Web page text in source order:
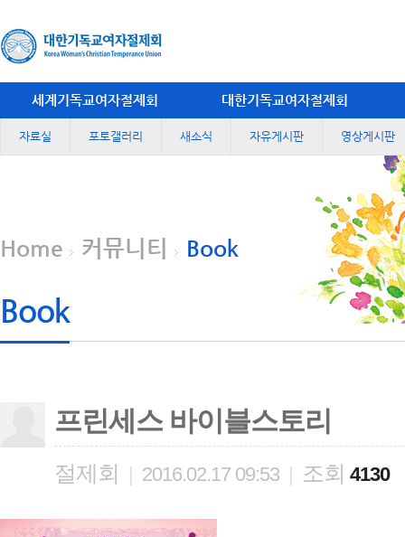
세계기독교여자절제회 대한기독교여자절제회
자료실 포토갤러리 새소식 자유게시판 영상게시판
Home 커뮤니티 Book
Book
프린세스 바이블스토리
절제회 | 2016.02.17 09:53 | 조회 4130